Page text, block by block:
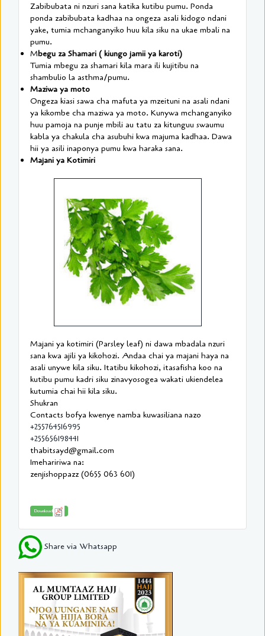
Zabibubata ni nzuri sana katika kutibu pumu. Ponda
ponda zabibubata kadhaa na ongeza asali kidogo ndani
yake, tumia mchanganyiko huu kila siku na ukae mbali na
pumu.
Mbegu za Shamari ( kiungo jamii ya karoti)
Tumia mbegu za shamari kila mara ili kujitibu na
shambulio la asthma/pumu.
Maziwa ya moto
Ongeza kiasi sawa cha mafuta ya mzeituni na asali ndani
ya kikombe cha maziwa ya moto. Kunywa mchanganyiko
huu pamoja na punje mbili au tatu za kitunguu swaumu
kabla ya chakula cha asubuhi kwa majuma kadhaa. Dawa
hii ya asili inaponya pumu kwa haraka sana.
Majani ya Kotimiri
Majani ya kotimiri (Parsley leaf) ni dawa mbadala nzuri
sana kwa ajili ya kikohozi. Andaa chai ya majani haya na
asali unywe kila siku. Itatibu kikohozi, itasafisha koo na
kutibu pumu kadri siku zinavyosogea wakati ukiendelea
kutumia chai hii kila siku.
Shukran
Contacts bofya kwenye namba kuwasiliana nazo
+255764516995
+255656198441
thabitsayd@gmail.com
Imehaririwa na:
zenjishoppazz (0655 063 601)
Download
Share via Whatsapp